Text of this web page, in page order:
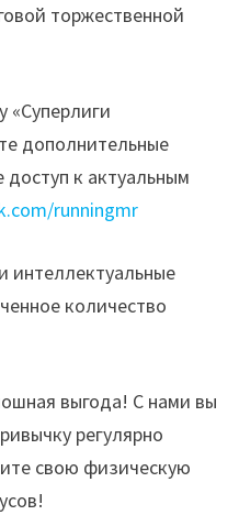
торжественной
«Суперлиги
дополнительные
к актуальным
runningmr
интеллектуальные
количество
выгода! С нами вы
регулярно
свою физическую